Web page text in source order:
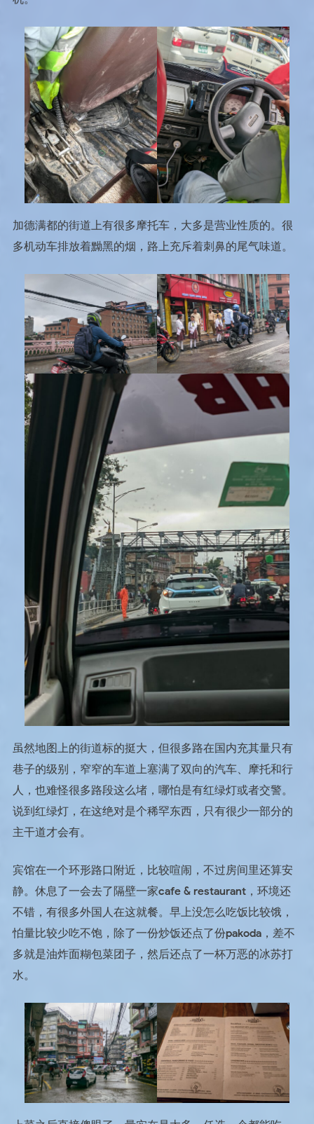
加德满都的街道上有很多摩托车，大多是营业性质的。很
多机动车排放着黝黑的烟，路上充斥着刺鼻的尾气味道。
虽然地图上的街道标的挺大，但很多路在国内充其量只有
巷子的级别，窄窄的车道上塞满了双向的汽车、摩托和行
人，也难怪很多路段这么堵，哪怕是有红绿灯或者交警。
说到红绿灯，在这绝对是个稀罕东西，只有很少一部分的
主干道才会有。
宾馆在一个环形路口附近，比较喧闹，不过房间里还算安
静。休息了一会去了隔壁一家cafe & restaurant，环境还
不错，有很多外国人在这就餐。早上没怎么吃饭比较饿，
怕量比较少吃不饱，除了一份炒饭还点了份pakoda，差不
多就是油炸面糊包菜团子，然后还点了一杯万恶的冰苏打
水。